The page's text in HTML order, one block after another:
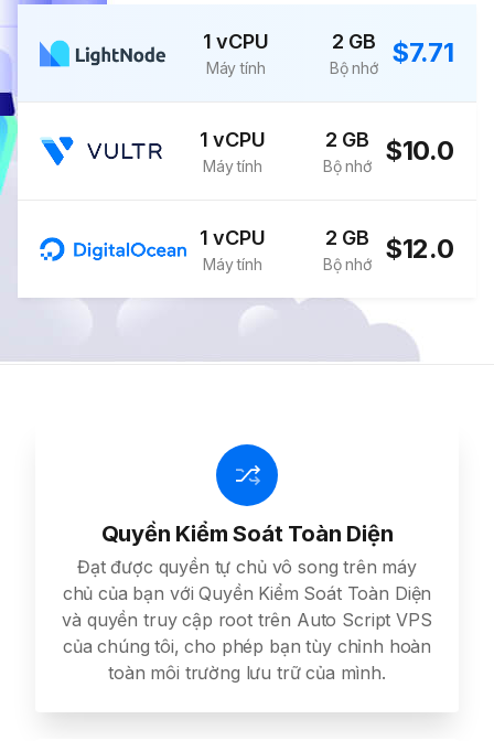
1 vCPU
Máy tính
2 GB
Bộ nhớ $7.71
1 vCPU
Máy tính
2 GB
Bộ nhớ $10.0
1 vCPU
Máy tính
2 GB
Bộ nhớ $12.0
Quyền Kiểm Soát Toàn Diện
Đạt được quyền tự chủ vô song trên máy
chủ của bạn với Quyền Kiểm Soát Toàn Diện
và quyền truy cập root trên Auto Script VPS
của chúng tôi, cho phép bạn tùy chỉnh hoàn
toàn môi trường lưu trữ của mình.